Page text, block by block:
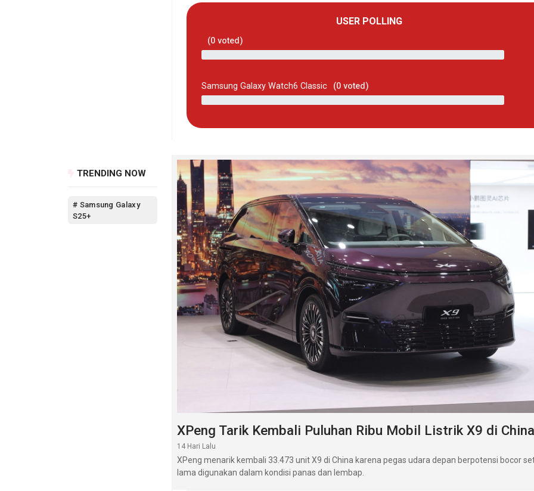
USER POLLING
(0voted)
Samsung Galaxy Watch6 Classic (0voted)
TRENDING NOW
# Samsung Galaxy
S25+
XPeng Tarik Kembali Puluhan Ribu Mobil Listrik X9 di China
14 Hari Lalu
XPeng menarik kembali 33.473 unit X9 di China karena pegas udara depan berpotensi bocor
lama digunakan dalam kondisi panas dan lembap.